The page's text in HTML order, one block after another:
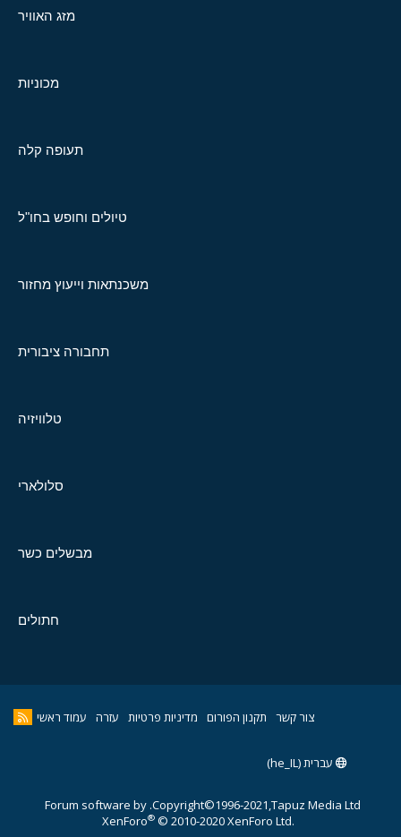
מזג האוויר
מכוניות
תעופה קלה
טיולים וחופש בחו"ל
משכנתאות וייעוץ מחזור
תחבורה ציבורית
טלוויזיה
סלולארי
מבשלים כשר
חתולים
צור קשר תקנון הפורום מדיניות פרטיות עזרה עמוד ראשי
עברית (he_IL)
Copyright©1996-2021,Tapuz Media Ltd.
Forum software by
XenForo® © 2010-2020 XenForo Ltd.